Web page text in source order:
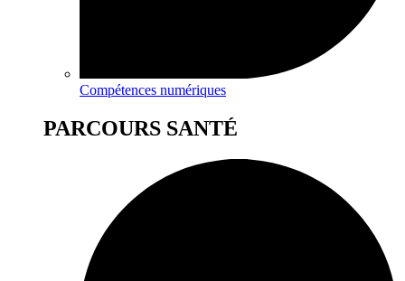
Compétences numériques
PARCOURS SANTÉ